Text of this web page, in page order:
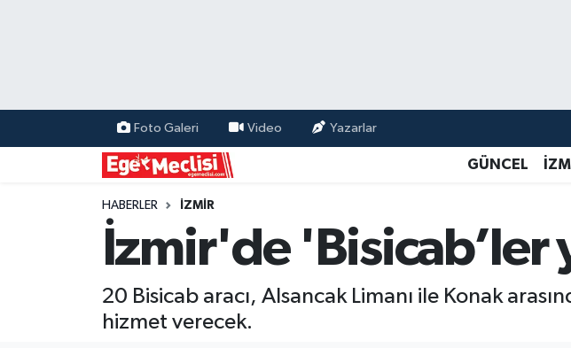
Foto Galeri Video Yazarlar
GÜNCEL
HABERLER İZMİR
İzmir'de 'Bisicab’ler
20 Bisicab aracı, Alsancak Limanı ile Konak
hizmet verecek.
EKONOMİ
GÜNCEL
ÖZEL HABER
POLİTİKA